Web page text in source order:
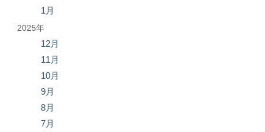
1月
2025年
12月
11月
10月
9月
8月
7月